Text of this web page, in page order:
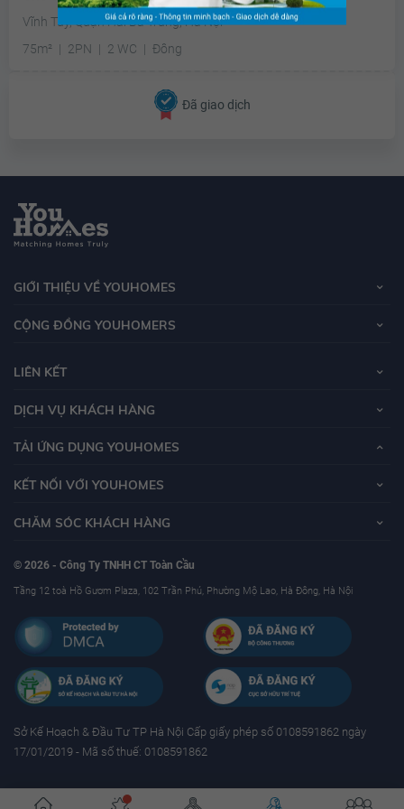
Vĩnh Tuy, Quận Hai Bà Trưng, Hà Nội
75m²
2PN 2 WC Đông
Đã giao dịch
GIỚI THIỆU VỀ YOUHOMES
CỘNG ĐỒNG YOUHOMERS
LIÊN KẾT
DỊCH VỤ KHÁCH HÀNG
TẢI ỨNG DỤNG YOUHOMES
KẾT NỐI VỚI YOUHOMES
CHĂM SÓC KHÁCH HÀNG
© 2026 - Công Ty TNHH CT Toàn Cầu
Tầng 12 toà Hồ Gươm Plaza, 102 Trần Phú, Phường Mộ Lao, Hà Đông, Hà Nội
Sở Kế Hoạch & Ðầu Tư TP Hà Nội Cấp giấy phép số 0108591862 ngày
17/01/2019 - Mã số thuế: 0108591862